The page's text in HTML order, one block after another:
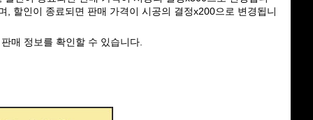
할인이 종료되면 판매 가격이 시공의 결정x200으로 변경됩니
매 정보를 확인할 수 있습니다.